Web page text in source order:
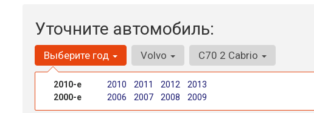
Уточните автомобиль:
Выберите год
2010-е 2010 2011 2012
2013
2000-е
2006 2007 2008 2009
Volvo C70 2 Cabrio